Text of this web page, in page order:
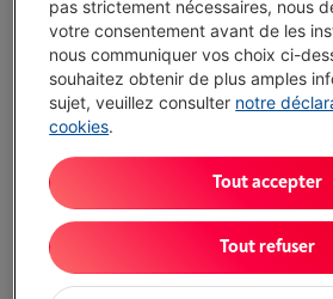
Temps de réponse: 0.5
Disponible -Voir le stock
€ 115,00
Comparer
MSI MAG 242C 24
(1)
pas strictement nécessaires, nous
votre consentement avant de les
nous communiquer vos choix ci-
souhaitez obtenir de plus amples
sujet, veuillez consulter notre
cookies.
Tout refuser
Tout accepter